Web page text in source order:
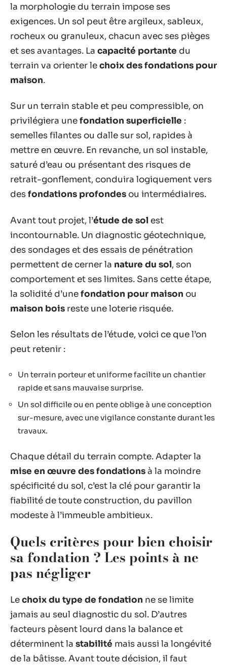
la morphologie du terrain impose ses
exigences. Un sol peut être argileux, sableux,
rocheux ou granuleux, chacun avec ses pièges
et ses avantages. La capacité portante du
terrain va orienter lechoix des fondations pour
maison.
Sur un terrain stable et peu compressible, on
privilégiera unefondation superficielle :
semelles filantes ou dalle sur sol, rapides à
mettre en œuvre. En revanche, un sol instable,
saturé d’eau ou présentant des risques de
retrait-gonflement, conduira logiquement vers
desfondations profondes ou intermédiaires.
Avant tout projet, l’étude de sol est
incontournable. Un diagnostic géotechnique,
des sondages et des essais de pénétration
permettent de cerner la nature du sol, son
comportement et ses limites. Sans cette étape,
la solidité d’unefondation pour maison ou
maison bois reste une loterie risquée.
Selon les résultats de l’étude, voici ce que l’on
peut retenir :
Un terrain porteur et uniforme facilite un chantier
rapide et sans mauvaise surprise.
Un sol difficile ou en pente oblige à une conception
sur-mesure, avec une vigilance constante durant les
travaux.
Chaque détail du terrain compte. Adapter la
mise en œuvre des fondationsà la moindre
spécificité du sol, c’est la clé pour garantir la
fiabilité de toute construction, du pavillon
modeste à l’immeuble ambitieux.
Quels critères pour bien choisir
sa fondation ? Les points à ne
pas négliger
Lechoix du type de fondation ne se limite
jamais au seul diagnostic du sol. D’autres
facteurs pèsent lourd dans la balance et
déterminent la stabilité mais aussi la longévité
de la bâtisse. Avant toute décision, il faut